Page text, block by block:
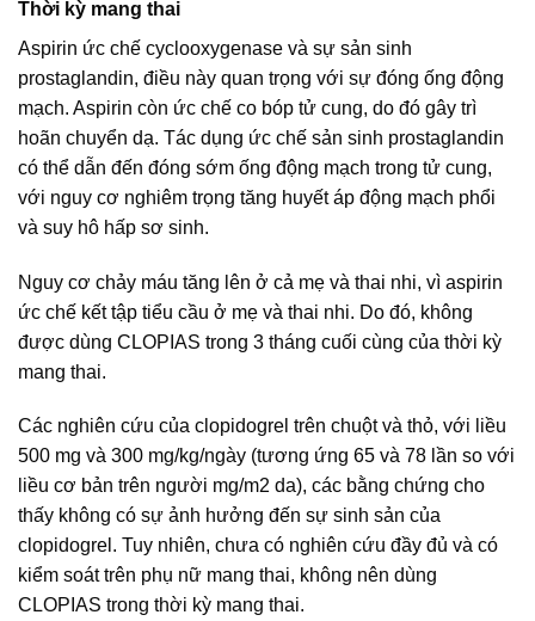
Thời kỳ mang thai
Aspirin ức chế cyclooxygenase và sự sản sinh
prostaglandin, điều này quan trọng với sự đóng ống động
mạch. Aspirin còn ức chế co bóp tử cung, do đó gây trì
hoãn chuyển dạ. Tác dụng ức chế sản sinh prostaglandin
có thể dẫn đến đóng sớm ống động mạch trong tử cung,
với nguy cơ nghiêm trọng tăng huyết áp động mạch phổi
và suy hô hấp sơ sinh.
Nguy cơ chảy máu tăng lên ở cả mẹ và thai nhi, vì aspirin
ức chế kết tập tiểu cầu ở mẹ và thai nhi. Do đó, không
được dùng CLOPIAS trong 3 tháng cuối cùng của thời kỳ
mang thai.
Các nghiên cứu của clopidogrel trên chuột và thỏ, với liều
500 mg và 300 mg/kg/ngày (tương ứng 65 và 78 lần so với
liều cơ bản trên người mg/m2 da), các bằng chứng cho
thấy không có sự ảnh hưởng đến sự sinh sản của
clopidogrel. Tuy nhiên, chưa có nghiên cứu đầy đủ và có
kiểm soát trên phụ nữ mang thai, không nên dùng
CLOPIAS trong thời kỳ mang thai.